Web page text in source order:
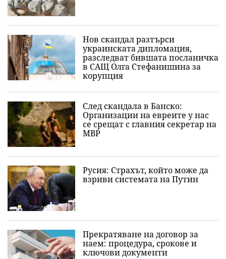
Нов скандал разтърси
украинската дипломация,
разследват бившата посланичка
в САЩ Олга Стефанишина за
корупция
След скандала в Банско:
Организации на евреите у нас
се срещат с главния секретар на
МВР
Русия: Страхът, който може да
взриви системата на Путин
Прекратяване на договор за
наем: процедура, срокове и
ключови документи